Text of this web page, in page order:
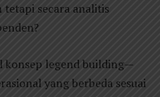
tetapi secara analitis
konsep legend building—
yang berbeda sesuai